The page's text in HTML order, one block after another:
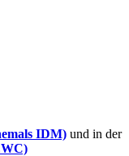
IDM) und in der